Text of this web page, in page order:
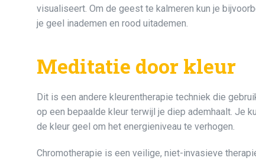
visualiseert. Om de geest te kalmeren kun je
je geel inademen en rood uitademen.
Meditatie door kleur
Dit is een andere kleurentherapie techniek die
op een bepaalde kleur terwijl je diep ademhaalt. Je
de kleur geel om het energieniveau te verhogen.
Chromotherapie is een veilige, niet-invasieve